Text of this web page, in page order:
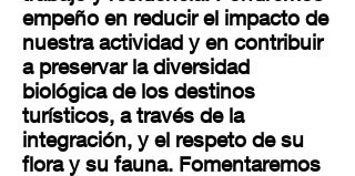
empeño en reducir el impacto de
nuestra actividad y en contribuir
a preservar la diversidad
biológica de los destinos
turísticos, a través de la
integración, y el respeto de su
flora y su fauna. Fomentaremos